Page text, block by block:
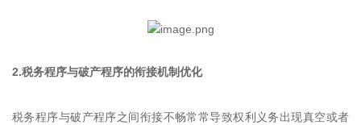
2.税务程序与破产程序的衔接机制优化
税务程序与破产程序之间衔接不畅常常导致权利义务出现真空或者